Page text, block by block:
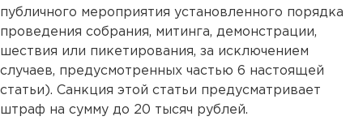
публичного мероприятия установленного порядка
проведения собрания, митинга, демонстрации,
шествия или пикетирования, за исключением
случаев, предусмотренных частью 6 настоящей
статьи). Санкция этой статьи предусматривает
штраф на сумму до 20 тысяч рублей.